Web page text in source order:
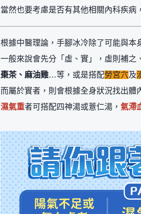
當然也要考慮是否有其他相關內科疾
根據中醫理論，手腳冰冷除了可能與本
一般來說會先分「虛、實」，虛則補
棗茶、麻油雞…等，或是搭配勞宮穴及
而屬於實者，則會根據全身狀況找出體
濕氣重者可搭配四神湯或薏仁湯，氣滯